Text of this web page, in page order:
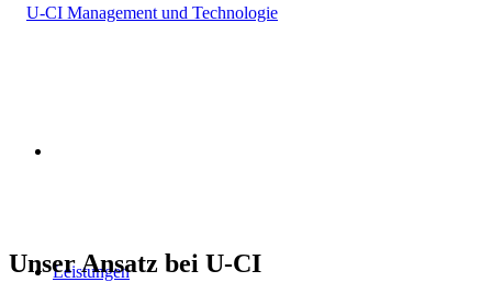
Leistungen
Unser Ansatz bei U-CI